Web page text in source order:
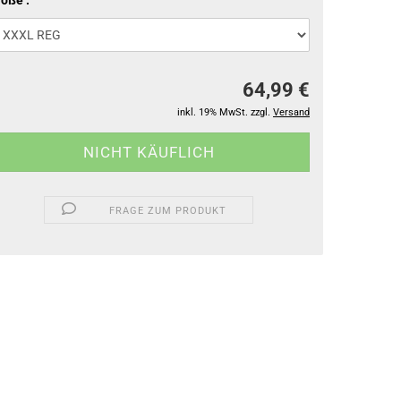
64,99 €
inkl. 19% MwSt. zzgl. Versand
FRAGE ZUM PRODUKT